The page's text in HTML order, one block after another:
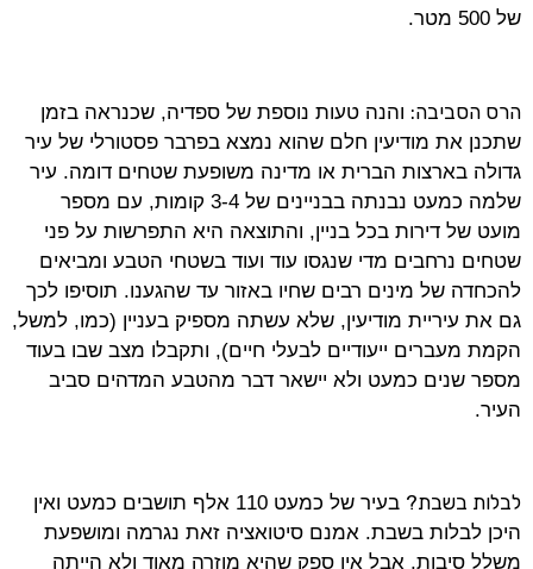
של 500 מטר.
הרס הסביבה:והנה טעות נוספת של ספדיה, שכנראה בזמן
שתכנן את מודיעין חלם שהוא נמצא בפרבר פסטורלי של עיר
גדולה בארצות הברית או מדינה משופעת שטחים דומה. עיר
שלמה כמעט נבנתה בבניינים של 3-4 קומות, עם מספר
מועט של דירות בכל בניין, והתוצאה היא התפרשות על פני
שטחים נרחבים מדי שנגסו עוד ועוד בשטחי הטבע ומביאים
להכחדה של מינים רבים שחיו באזור עד שהגענו. תוסיפו לכך
גם את עיריית מודיעין, שלא עשתה מספיק בעניין (כמו, למשל,
הקמת מעברים ייעודיים לבעלי חיים), ותקבלו מצב שבו בעוד
מספר שנים כמעט ולא יישאר דבר מהטבע המדהים סביב
העיר.
לבלות בשבת?
בעיר של כמעט 110 אלף תושבים כמעט ואין
היכן לבלות בשבת. אמנם סיטואציה זאת נגרמה ומושפעת
משלל סיבות, אבל אין ספק שהיא מוזרה מאוד ולא הייתה